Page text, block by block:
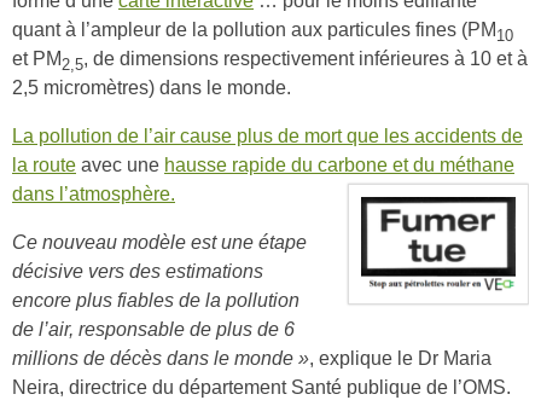
quant à l’ampleur de la pollution aux particules fines (PM10
et PM2,5, de dimensions respectivement inférieures à 10 et à
2,5 micromètres) dans le monde.
La pollution de l’air cause plus de mort que les accidents de
la route avec une hausse rapide du carbone et du méthane
dans l’atmosphère.
Ce nouveau modèle est une étape
décisive vers des estimations
encore plus fiables de la pollution
de l’air, responsable de plus de 6
millions de décès dans le monde », explique le Dr Maria
Neira, directrice du département Santé publique de l’OMS.